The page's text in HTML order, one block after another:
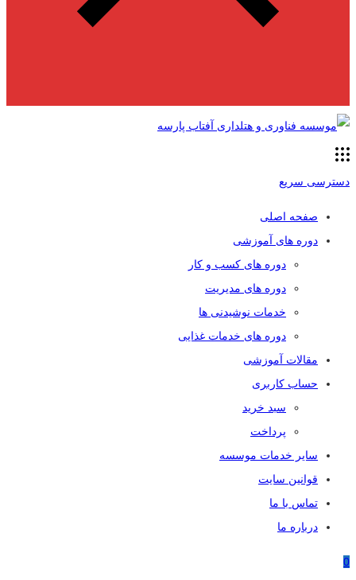
دسترسی سریع
صفحه اصلی
دوره های آموزشی
دوره های کسب و کار
دوره های مدیریت
خدمات نوشیدنی ها
دوره های خدمات غذایی
مقالات آموزشی
حساب کاربری
سبد خرید
پرداخت
سایر خدمات موسسه
قوانین سایت
تماس با ما
درباره ما
0